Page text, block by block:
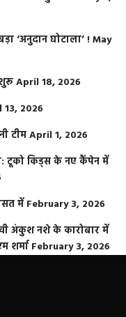
‘अनुदान घोटाला’ !May
April 18, 2026
2026
टीमApril 1, 2026
टूको किड्स के नए कैंपेन में
में February 3, 2026
अंकुश नशे के कारोबार में
शर्मा February 3, 2026